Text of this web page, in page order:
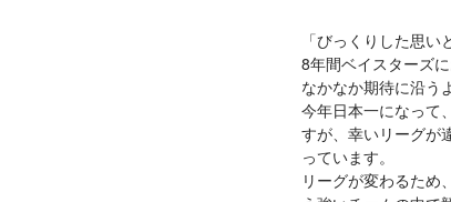
「びっくりした思
8年間ベイスターズ
なかなか期待に沿う
今年日本一になって
すが、幸いリーグが
っています。
リーグが変わるため